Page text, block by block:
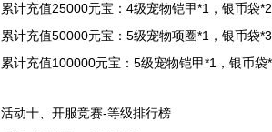
累计充值25000元宝：4级宠物铠甲*1，银币袋
累计充值50000元宝：5级宠物项圈*1，银币袋
累计充值100000元宝：5级宠物铠甲*1，银币袋
活动十、开服竞赛-等级排行榜